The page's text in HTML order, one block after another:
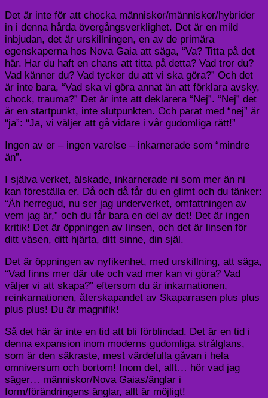
Det är inte för att chocka människor/människor/hybrider
in i denna hårda övergångsverklighet. Det är en mild
inbjudan, det är urskillningen, en av de primära
egenskaperna hos Nova Gaia att säga, “Va? Titta på det
här. Har du haft en chans att titta på detta? Vad tror du?
Vad känner du? Vad tycker du att vi ska göra?” Och det
är inte bara, “Vad ska vi göra annat än att förklara avsky,
chock, trauma?” Det är inte att deklarera “Nej”. “Nej” det
är en startpunkt, inte slutpunkten. Och parat med “nej” är
“ja”: “Ja, vi väljer att gå vidare i vår gudomliga rätt!”
Ingen av er – ingen varelse – inkarnerade som “mindre
än”.
I själva verket, älskade, inkarnerade ni som mer än ni
kan föreställa er. Då och då får du en glimt och du tänker:
“Åh herregud, nu ser jag underverket, omfattningen av
vem jag är,” och du får bara en del av det! Det är ingen
kritik! Det är öppningen av linsen, och det är linsen för
ditt väsen, ditt hjärta, ditt sinne, din själ.
Det är öppningen av nyfikenhet, med urskillning, att säga,
“Vad finns mer där ute och vad mer kan vi göra? Vad
väljer vi att skapa?” eftersom du är inkarnationen,
reinkarnationen, återskapandet av Skaparrasen plus plus
plus plus! Du är magnifik!
Så det här är inte en tid att bli förblindad. Det är en tid i
denna expansion inom moderns gudomliga strålglans,
som är den säkraste, mest värdefulla gåvan i hela
omniversum och bortom! Inom det, allt… hör vad jag
säger… människor/Nova Gaias/änglar i
form/förändringens änglar, allt är möjligt!